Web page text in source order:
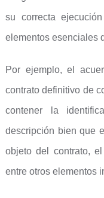
su correcta
elementos esenciales
Por ejemplo, el
contrato definitivo de
contener la
descripción bien que
objeto del contrato,
entre otros elementos